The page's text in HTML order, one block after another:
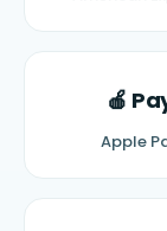
🍎
Apple